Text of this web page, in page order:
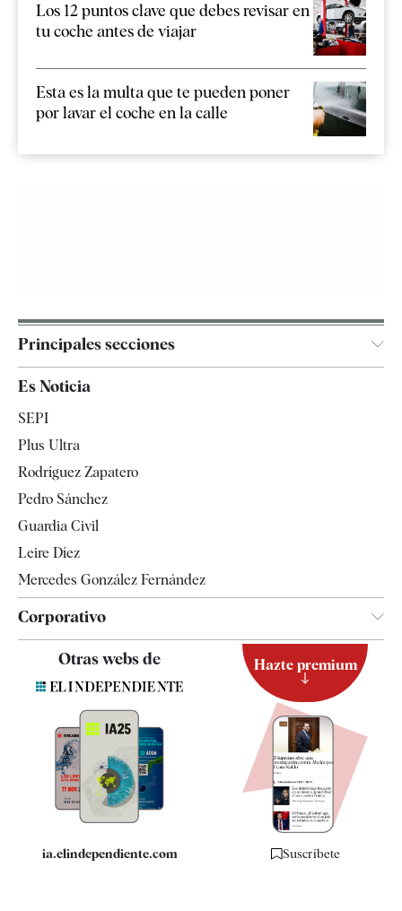
Los 12 puntos clave que debes revisar en
tu coche antes de viajar
Esta es la multa que te pueden poner
por lavar el coche en la calle
Principales secciones
España
Televisión
Es Noticia
SEPI
Plus Ultra
Rodríguez Zapatero
Pedro Sánchez
Guardia Civil
Leire Díez
Mercedes González Fernández
Corporativo
Contacto
Quiénes somos
Especificaciones
Otras webs de
ia.elindependiente.com
Hazte premium
Suscríbete